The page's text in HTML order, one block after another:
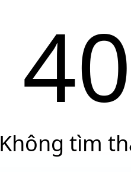
Không tìm